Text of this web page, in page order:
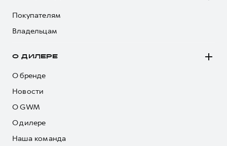
Покупателям
Владельцам
О ДИЛЕРЕ
О бренде
Новости
О GWM
О дилере
Наша команда